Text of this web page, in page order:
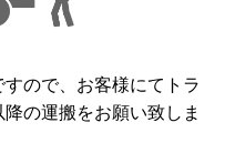
ので、お客様にてトラ
の運搬をお願い致しま